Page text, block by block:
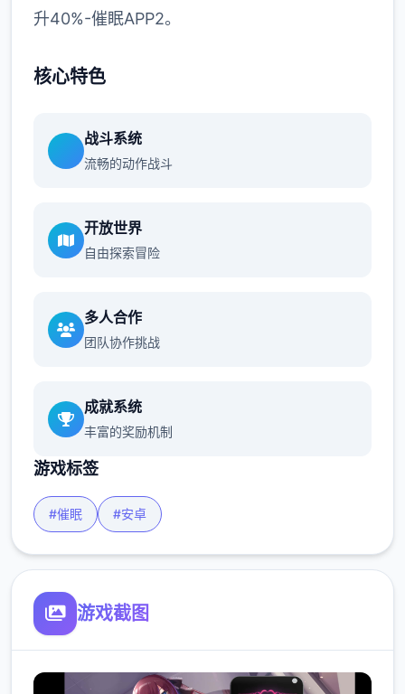
升40%-催眠APP2。
核心特色
战斗系统
流畅的动作战斗
开放世界
自由探索冒险
多人合作
团队协作挑战
成就系统
丰富的奖励机制
游戏标签
#催眠 #安卓
游戏截图